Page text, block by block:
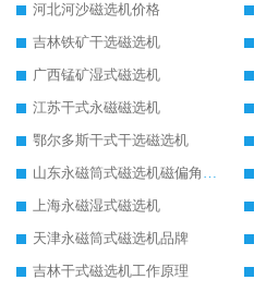
河北河沙磁选机价格
吉林铁矿干选磁选机
广西锰矿湿式磁选机
江苏干式永磁磁选机
鄂尔多斯干式干选磁选机
山东永磁筒式磁选机磁偏角怎么调整
上海永磁湿式磁选机
天津永磁筒式磁选机品牌
吉林干式磁选机工作原理